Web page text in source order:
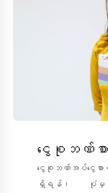
ငွေစုဘဏ်စ
ငွေစုဘဏ်အပ်ငွေစာရ
ရှိရန်၊ ပုံမှန်အ